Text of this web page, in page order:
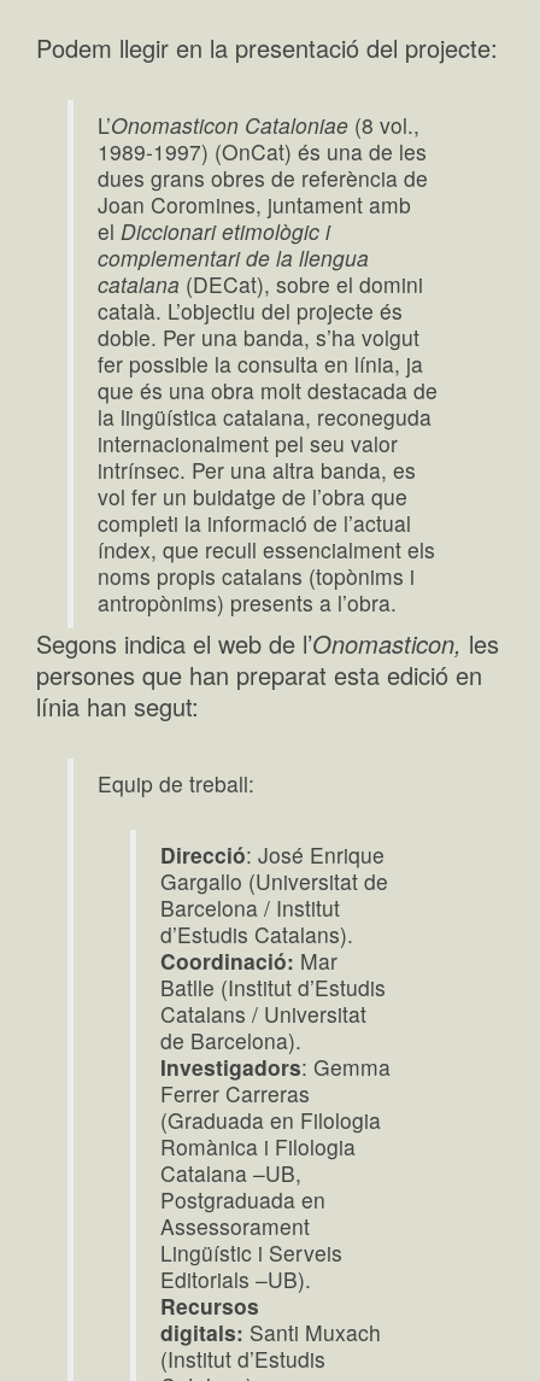
Podem llegir en la presentació del projecte:
L’Onomasticon Cataloniae (8 vol.,
1989-1997) (OnCat) és una de les
dues grans obres de referència de
Joan Coromines, juntament amb
elDiccionari etimològic i
complementari de la llengua
catalana (DECat), sobre el domini
català. L’objectiu del projecte és
doble. Per una banda, s’ha volgut
fer possible la consulta en línia, ja
que és una obra molt destacada de
la lingüística catalana, reconeguda
internacionalment pel seu valor
intrínsec. Per una altra banda, es
vol fer un buidatge de l’obra que
completi la informació de l’actual
índex, que recull essencialment els
noms propis catalans (topònims i
antropònims) presents a l’obra.
Segons indica el web de l’Onomasticon, les
persones que han preparat esta edició en
línia han segut:
Equip de treball:
Direcció: José Enrique
Gargallo (Universitat de
Barcelona / Institut
d’Estudis Catalans).
Coordinació: Mar
Batlle (Institut d’Estudis
Catalans / Universitat
de Barcelona).
Investigadors: Gemma
Ferrer Carreras
(Graduada en Filologia
Romànica i Filologia
Catalana –UB,
Postgraduada en
Assessorament
Lingüístic i Serveis
Editorials –UB).
Recursos
digitals: Santi Muxach
(Institut d’Estudis